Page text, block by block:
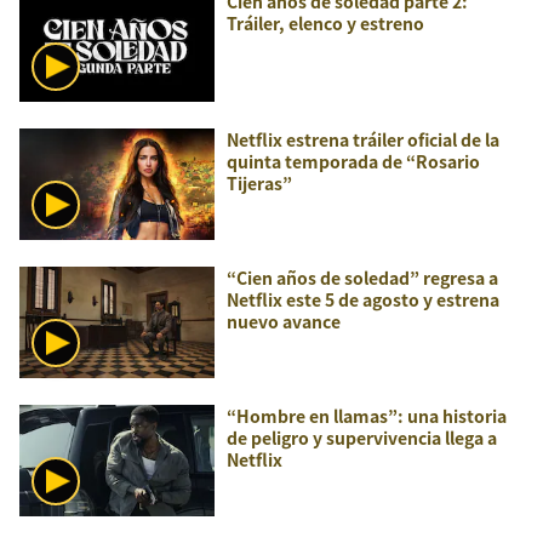
Tráiler, elenco y estreno
Netflix estrena tráiler oficial de la
quinta temporada de “Rosario
Tijeras”
“Cien años de soledad” regresa a
Netflix este 5 de agosto y estrena
nuevo avance
“Hombre en llamas”: una historia
de peligro y supervivencia llega a
Netflix